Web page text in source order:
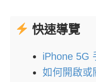
快速導覽
iPhone 5G
如何開啟或